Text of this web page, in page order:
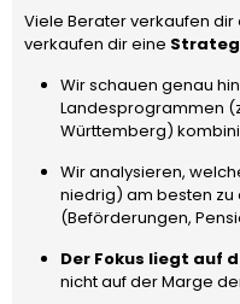
Viele Berater verkaufen
verkaufen dir eine
Wir schauen genau
Landesprogrammen
Württemberg)
Wir analysieren,
niedrig) am besten
(Beförderungen,
Der Fokus liegt auf
nicht auf der Marge